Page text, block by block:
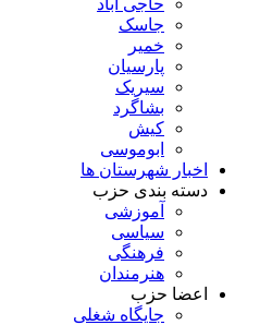
حاجی آباد
جاسک
خمیر
پارسیان
سیریک
بشاگرد
کیش
ابوموسی
اخبار شهرستان ها
دسته بندی حزب
آموزشی
سیاسی
فرهنگی
هنرمندان
اعضا حزب
جایگاه شغلی